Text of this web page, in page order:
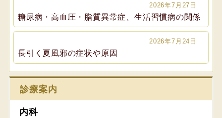
2026年7月27日
糖尿病・高血圧・脂質異常症、生活習慣病の関係
2026年7月24日
長引く夏風邪の症状や原因
診療案内
内科